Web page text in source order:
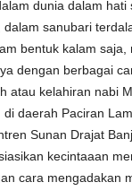
dunia dalam hati
sanubari
bentuk kalam saja,
dengan berbagai
atau kelahiran nabi
daerah Paciran
Sunan Drajat
kecintaaan
cara mengadakan